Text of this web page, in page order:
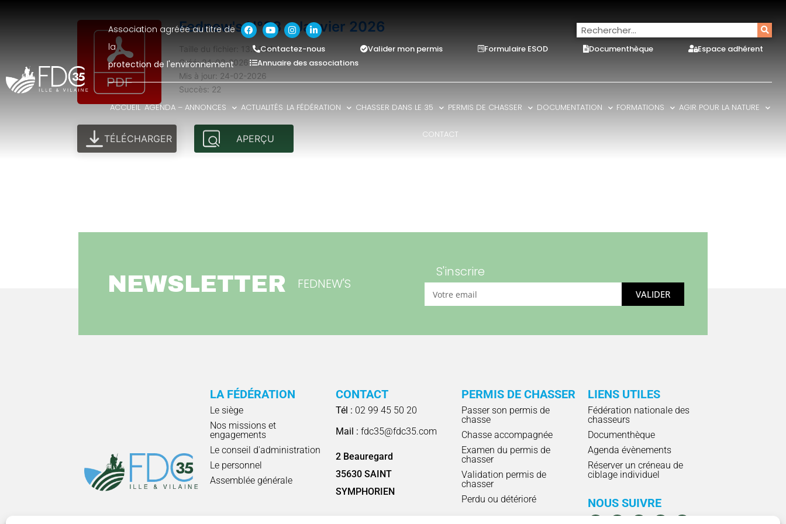
Association agréée au titre de
la
protection de l'environnement
Contactez-nous Valider mon permis Formulaire ESOD Documenthèque
Espace adhérent
Annuaire des associations
ACCUEIL AGENDA – ANNONCES ACTUALITÉS LA FÉDÉRATION CHASSER DANS LE 35 PERMIS DE CHASSER DOCUMENTATION FORMATIONS AGIR POUR LA NATURE
CONTACT
Fednew's N°33 - Janvier 2026
Taille du fichier: 13.58 Mo
Créé: 24-02-2026
Mis à jour: 24-02-2026
Succès: 22
TÉLÉCHARGER APERÇU
NEWSLETTER FEDNEW'S
S'inscrire
VALIDER
LA FÉDÉRATION
Le siège
Nos missions et
engagements
Le conseil d'administration
Le personnel
Assemblée générale
CONTACT
Tél : 02 99 45 50 20
Mail :fdc35@fdc35.com
2 Beauregard
35630 SAINT
SYMPHORIEN
PERMIS DE CHASSER
Passer son permis de
chasse
Chasse accompagnée
Examen du permis de
chasser
Validation permis de
chasser
Perdu ou détérioré
LIENS UTILES
Fédération nationale des
chasseurs
Documenthèque
Agenda évènements
Réserver un créneau de
ciblage individuel
NOUS SUIVRE